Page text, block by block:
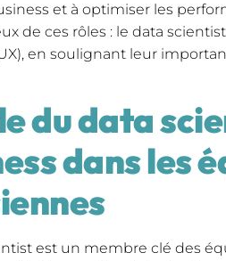
et à optimiser les
de ces rôles : le data
en soulignant leur
du data
dans les
est un membre clé des